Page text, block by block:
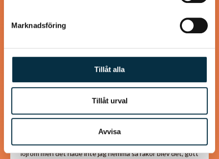
Marknadsföring
Tillåt alla
Tillåt urval
Avvisa
Paleovåfflor med avokadoröra
och löjrom (eller räkor)
Originalreceptet från www.paleoskafferiet.se är med
löjrom men det hade inte jag hemma så räkor blev det, gott